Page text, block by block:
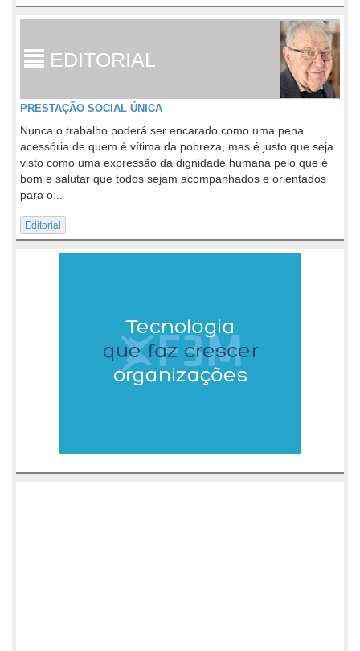
EDITORIAL
PRESTAÇÃO SOCIAL ÚNICA
Nunca o trabalho poderá ser encarado como uma pena
acessória de quem é vítima da pobreza, mas é justo que seja
visto como uma expressão da dignidade humana pelo que é
bom e salutar que todos sejam acompanhados e orientados
para o...
Editorial